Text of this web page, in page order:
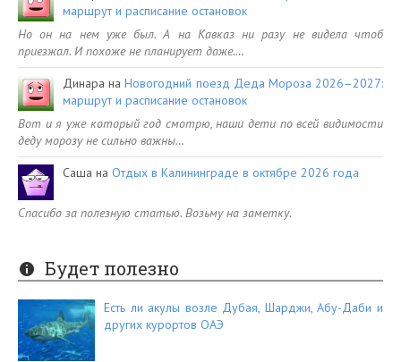
маршрут и расписание остановок
Но он на нем уже был. А на Кавказ ни разу не видела чтоб
приезжал. И похоже не планирует даже.…
Динара наНовогодний поезд Деда Мороза 2026–2027:
маршрут и расписание остановок
Вот и я уже который год смотрю, наши дети по всей видимости
деду морозу не сильно важны…
Саша на Отдых в Калининграде в октябре 2026 года
Спасибо за полезную статью. Возьму на заметку.
Будет полезно
Есть ли акулы возле Дубая, Шарджи, Абу-Даби и
других курортов ОАЭ